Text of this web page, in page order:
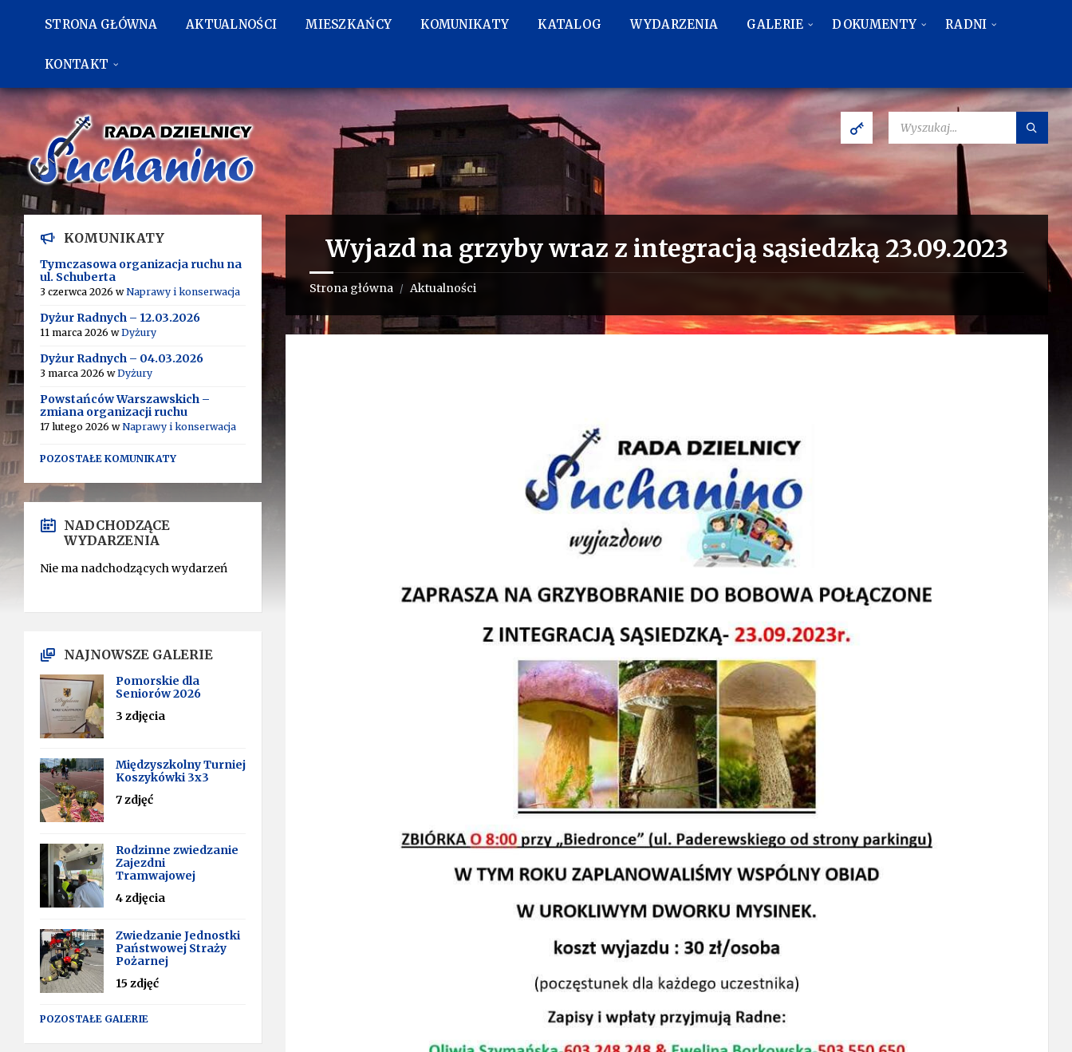
bocznego
STRONA GŁÓWNA AKTUALNOŚCI MIESZKAŃCY KOMUNIKATY KATALOG WYDARZENIA GALERIE DOKUMENTY RADNI
KONTAKT
Wyjazd na grzyby wraz z integracją sąsiedzką 23.09.2023
Strona główna / Aktualności
KOMUNIKATY
Tymczasowa organizacja ruchu na
ul. Schuberta
3 czerwca 2026 wNaprawy i konserwacja
Dyżur Radnych – 12.03.2026
11 marca 2026 wDyżury
Dyżur Radnych – 04.03.2026
3 marca 2026 wDyżury
Powstańców Warszawskich –
zmiana organizacji ruchu
17 lutego 2026 wNaprawy i konserwacja
POZOSTAŁE KOMUNIKATY
NADCHODZĄCE
WYDARZENIA
Nie ma nadchodzących wydarzeń
NAJNOWSZE GALERIE
Pomorskie dla
Seniorów 2026
3 zdjęcia
Międzyszkolny Turniej
Koszykówki 3x3
7 zdjęć
Rodzinne zwiedzanie
Zajezdni
Tramwajowej
4 zdjęcia
Zwiedzanie Jednostki
Państwowej Straży
Pożarnej
15 zdjęć
POZOSTAŁE GALERIE